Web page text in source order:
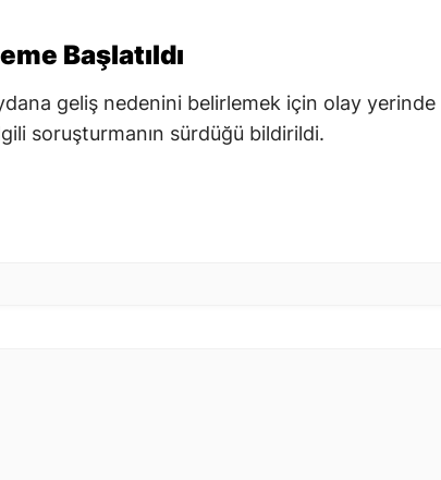
Başlatıldı
geliş nedenini belirlemek için olay yerinde
soruşturmanın sürdüğü bildirildi.